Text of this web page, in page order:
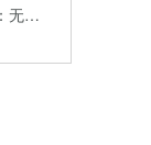
无…